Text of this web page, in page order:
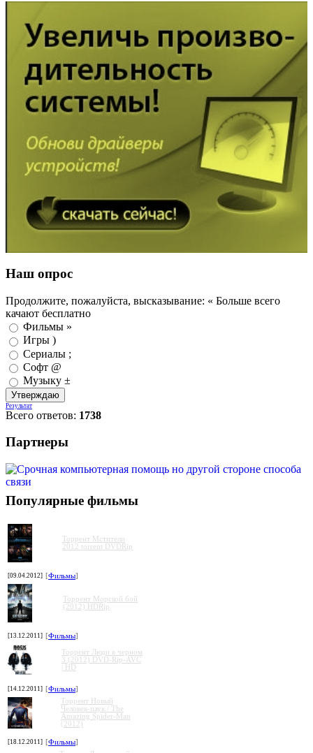
Наш опрос
Продолжите, пожалуйста, высказывание: « Больше всего
качают бесплатно
Фильмы »
Игры )
Сериалы ;
Софт @
Музыку ±
Результат
Всего ответов: 1738
Партнеры
Популярные фильмы
Торрент Мстители
2012 torrent DVDRip
[09.04.2012] [Фильмы]
Торрент Морской бой
(2012) HDRip
[13.12.2011] [Фильмы]
Торрент Люди в черном
3 (2012) DVD-Rip-AVC
| HD
[14.12.2011] [Фильмы]
Торрент Новый
Человек-паук / The
Amazing Spider-Man
(2012)
[18.12.2011] [Фильмы]